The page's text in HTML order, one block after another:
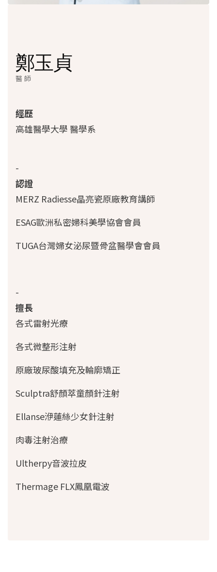
鄭玉貞
醫師
經歷
高雄醫學大學 醫學系
-
認證
MERZ Radiesse晶亮瓷原廠教育講師
ESAG歐洲私密婦科美學協會會員
TUGA台灣婦女泌尿暨骨盆醫學會會員
-
擅長
各式雷射光療
各式微整形注射
原廠玻尿酸填充及輪廓矯正
Sculptra舒顏萃童顏針注射
Ellanse洢蓮絲少女針注射
肉毒注射治療
Ultherpy音波拉皮
Thermage FLX鳳凰電波